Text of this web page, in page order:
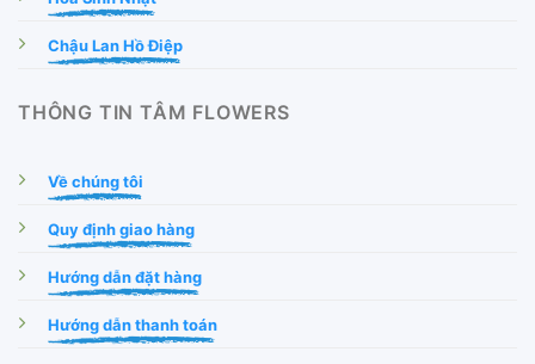
Chậu Lan Hồ Điệp
THÔNG TIN TÂM FLOWERS
Về chúng tôi
Quy định giao hàng
Hướng dẫn đặt hàng
Hướng dẫn thanh toán